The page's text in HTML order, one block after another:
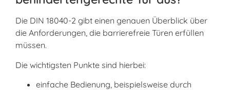
Die DIN 18040-2 gibt einen genauen Überblick über
die Anforderungen, die barrierefreie Türen erfüllen
müssen.
Die wichtigsten Punkte sind hierbei:
einfache Bedienung, beispielsweise durch